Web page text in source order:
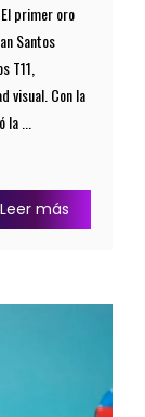
primer oro
Santos
T11,
visual. Con la
la ...
Leer más